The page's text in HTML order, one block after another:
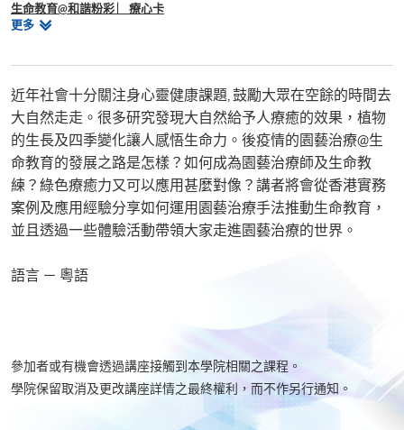
生命教育@和諧粉彩 ︳療心卡
桌遊治療與諮商輔導課程
更多相
近年社會十分關注身心靈健康課題, 鼓勵大眾在空餘的時間去
大自然走走。很多研究發現大自然給予人療癒的效果，植物
的生長及四季變化讓人感悟生命力。後疫情的園藝治療@生
命教育的發展之路是怎樣？如何成為園藝治療師及生命教
練？綠色療癒力又可以應用甚麼對像？講者將會從香港實務
案例及應用經驗分享如何運用園藝治療手法推動生命教育，
並且透過一些體驗活動帶領大家走進園藝治療的世界。
語言 － 粵語
參加者或有機會透過講座接觸到本學院相關之課程。
學院保留取消及更改講座詳情之最終權利，而不作另行通知。